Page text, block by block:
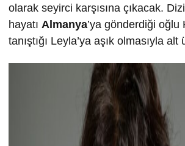
olarak seyirci karşısına çıkacak.
hayatı Almanya’ya gönderdiği oğlu
tanıştığı Leyla’ya aşık olmasıyla alt